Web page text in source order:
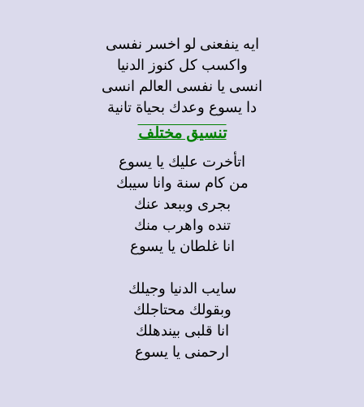
ايه ينفعنى لو اخسر نفسى
واكسب كل كنوز الدنيا
انسى يا نفسى العالم انسى
دا يسوع وعدك بحياة تانية
تنسيق مختلف
اتأخرت عليك يا يسوع
من كام سنة وانا سيبك
بجرى وببعد عنك
تنده واهرب منك
انا غلطان يا يسوع
سايب الدنيا وجيلك
وبقولك محتاجلك
انا قلبى بيندهلك
ارحمنى يا يسوع